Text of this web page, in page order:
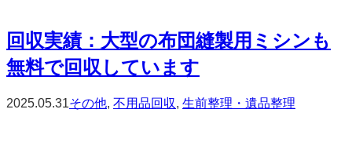
回収実績：大型の布団縫製用ミシンも
無料で回収しています
2025.05.31その他, 不用品回収, 生前整理・遺品整理